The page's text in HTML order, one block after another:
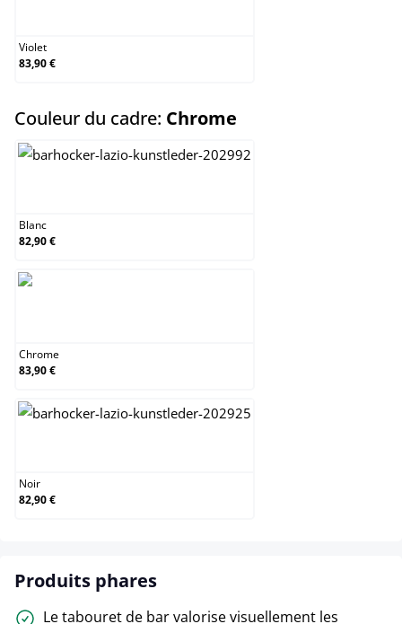
Violet
83,90 €
Couleur du cadre: Chrome
Blanc
82,90 €
Chrome
83,90 €
Noir
82,90 €
Produits phares
Le tabouret de bar valorise visuellement les